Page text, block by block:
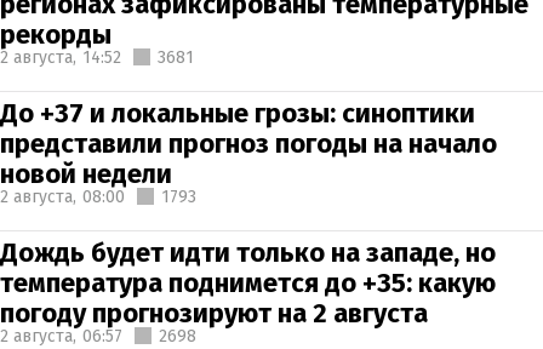
рекорды
2 августа, 14:52 3681
До +37 и локальные грозы: синоптики
представили прогноз погоды на начало
новой недели
2 августа, 08:00 1793
Дождь будет идти только на западе, но
температура поднимется до +35: какую
погоду прогнозируют на 2 августа
2 августа, 06:57 2698